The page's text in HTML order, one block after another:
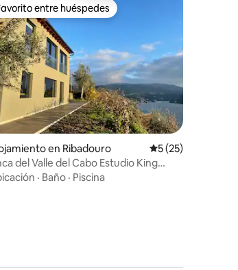
5 de 5, 11 reseñas
entre huéspedes
entre huéspedes
en Ribadouro Calificación
5 (25)
del Valle del Cabo Estudio King
· Baño · Piscina